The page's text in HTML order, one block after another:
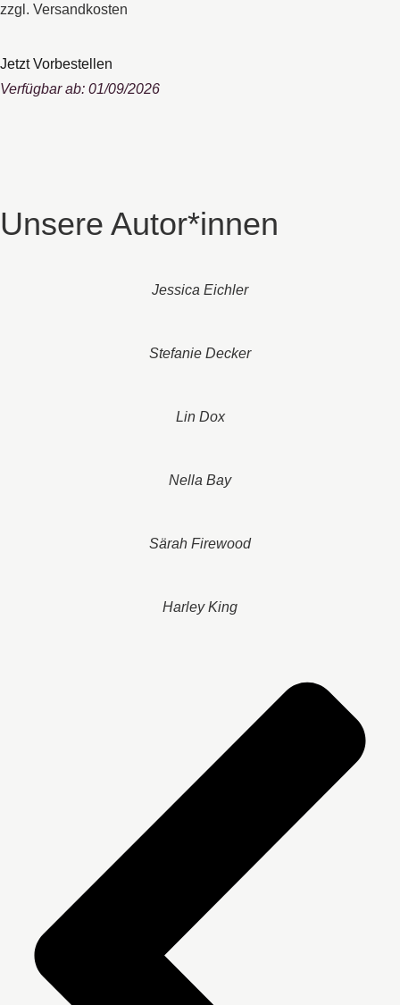
zzgl. Versandkosten
Jetzt Vorbestellen
Verfügbar ab: 01/09/2026
Unsere Autor*innen
Jessica Eichler
Stefanie Decker
Lin Dox
Nella Bay
Särah Firewood
Harley King